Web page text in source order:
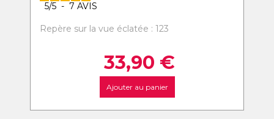
5/5 - 7 AVIS
Repère sur la vue éclatée : 123
33,90 €
Ajouter au panier